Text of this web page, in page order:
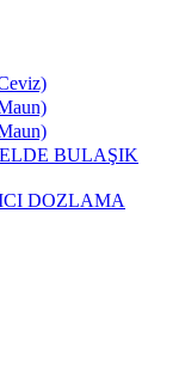
BULAŞIK
DOZLAMA